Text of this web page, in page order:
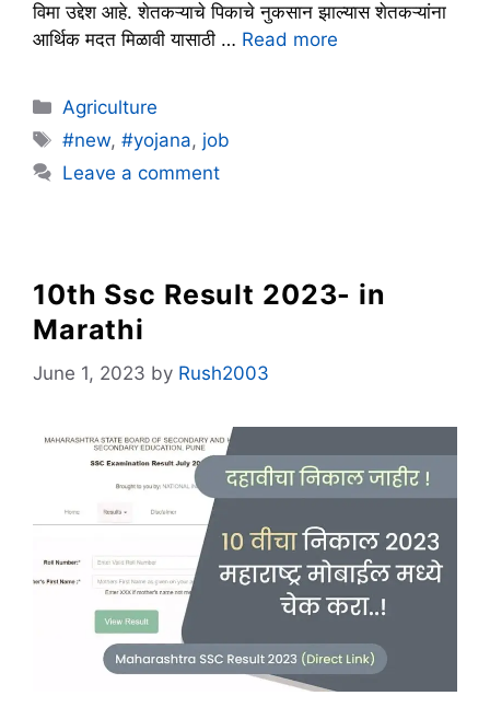
विमा उद्देश आहे. शेतकऱ्याचे पिकाचे नुकसान झाल्यास शेतकऱ्यांना
आर्थिक मदत मिळावी यासाठी … Read more
Categories
Agriculture
Tags
#new,#yojana, job
Leave a comment
10th Ssc Result 2023- in
Marathi
June 1, 2023 by Rush2003